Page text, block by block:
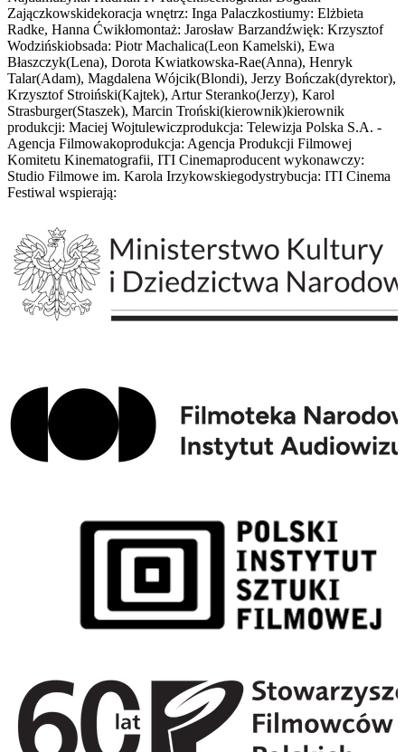
Zajączkowskidekoracja wnętrz: Inga Palaczkostiumy: Elżbieta
Radke, Hanna Ćwikłomontaż: Jarosław Barzandźwięk: Krzysztof
Wodzińskiobsada: Piotr Machalica(Leon Kamelski), Ewa
Błaszczyk(Lena), Dorota Kwiatkowska-Rae(Anna), Henryk
Talar(Adam), Magdalena Wójcik(Blondi), Jerzy Bończak(dyrektor),
Krzysztof Stroiński(Kajtek), Artur Steranko(Jerzy), Karol
Strasburger(Staszek), Marcin Troński(kierownik)kierownik
produkcji: Maciej Wojtulewiczprodukcja: Telewizja Polska S.A. -
Agencja Filmowakoprodukcja: Agencja Produkcji Filmowej
Komitetu Kinematografii, ITI Cinemaproducent wykonawczy:
Studio Filmowe im. Karola Irzykowskiegodystrybucja: ITI Cinema
Festiwal wspierają: